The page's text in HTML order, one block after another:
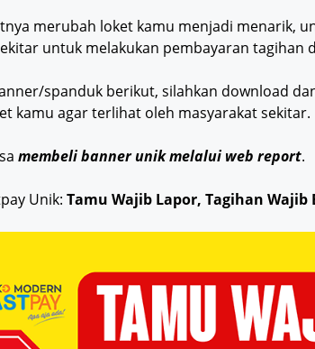
merubah loket kamu menjadi menarik,
untuk melakukan pembayaran tagihan
spanduk berikut, silahkan download
kamu agar terlihat oleh masyarakat sekitar.
membeli banner unik melalui web report.
Unik: Tamu Wajib Lapor, Tagihan Wajib